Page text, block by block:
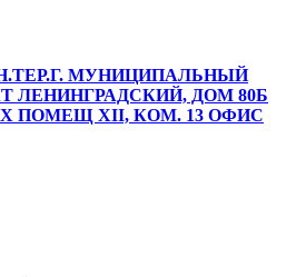
МУНИЦИПАЛЬНЫЙ
ЛЕНИНГРАДСКИЙ, ДОМ 80Б
ПОМЕЩ XII, КОМ. 13 ОФИС